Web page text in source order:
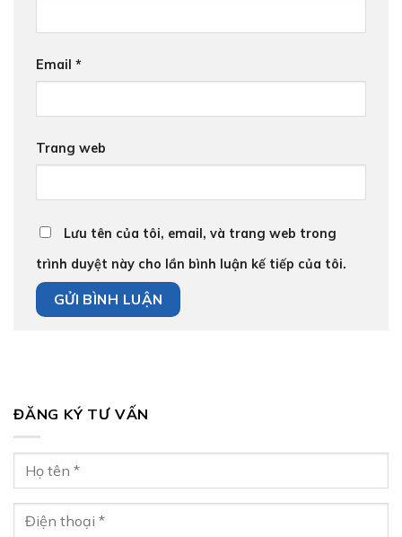
Email *
Trang web
Lưu tên của tôi, email, và trang web trong
trình duyệt này cho lần bình luận kế tiếp của tôi.
ĐĂNG KÝ TƯ VẤN